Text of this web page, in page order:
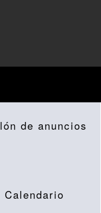
de anuncios
Calendario